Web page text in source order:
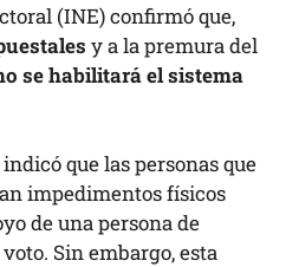
(INE) confirmó que,
y a la premura del
se habilitará el sistema
que las personas que
impedimentos físicos
de una persona de
Sin embargo, esta